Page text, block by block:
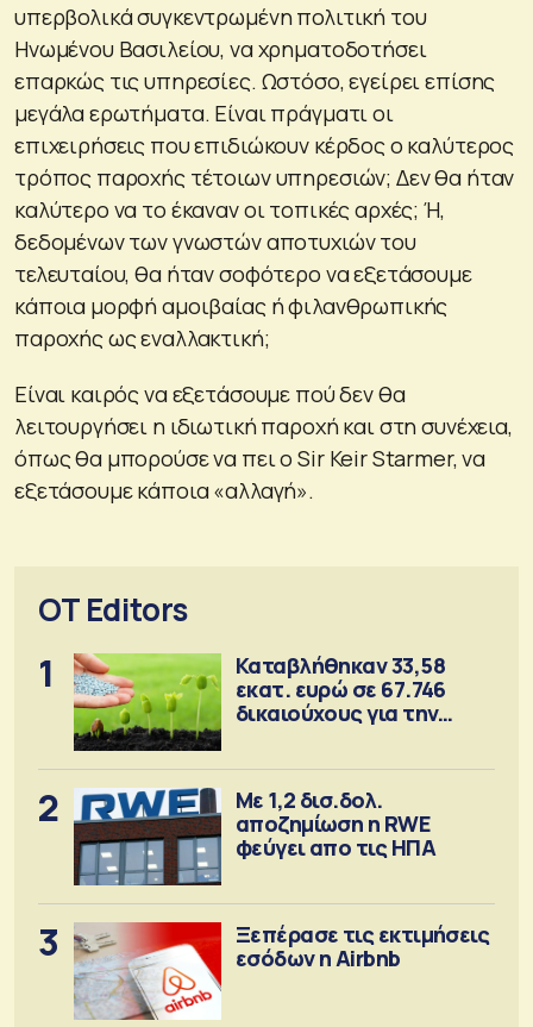
υπερβολικά συγκεντρωμένη πολιτική του
Ηνωμένου Βασιλείου, να χρηματοδοτήσει
επαρκώς τις υπηρεσίες. Ωστόσο, εγείρει επίσης
μεγάλα ερωτήματα. Είναι πράγματι οι
επιχειρήσεις που επιδιώκουν κέρδος ο καλύτερος
τρόπος παροχής τέτοιων υπηρεσιών; Δεν θα ήταν
καλύτερο να το έκαναν οι τοπικές αρχές; Ή,
δεδομένων των γνωστών αποτυχιών του
τελευταίου, θα ήταν σοφότερο να εξετάσουμε
κάποια μορφή αμοιβαίας ή φιλανθρωπικής
παροχής ως εναλλακτική;
Είναι καιρός να εξετάσουμε πού δεν θα
λειτουργήσει η ιδιωτική παροχή και στη συνέχεια,
όπως θα μπορούσε να πει ο Sir Keir Starmer, να
εξετάσουμε κάποια «αλλαγή».
OT Editors
1
Καταβλήθηκαν 33,58
εκατ. ευρώ σε 67.746
δικαιούχους για την
2
Με 1,2 δισ.δολ.
αποζημίωση η RWE
φεύγει απο τις ΗΠΑ
3
Ξεπέρασε τις εκτιμήσεις
εσόδων η Airbnb